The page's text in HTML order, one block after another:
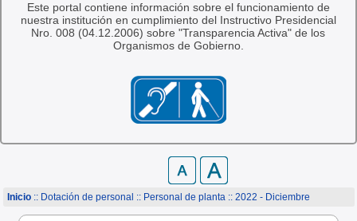
Este portal contiene información sobre el funcionamiento de
nuestra institución en cumplimiento del Instructivo Presidencial
Nro. 008 (04.12.2006) sobre "Transparencia Activa" de los
Organismos de Gobierno.
Inicio :: Dotación de personal :: Personal de planta :: 2022 - Diciembre